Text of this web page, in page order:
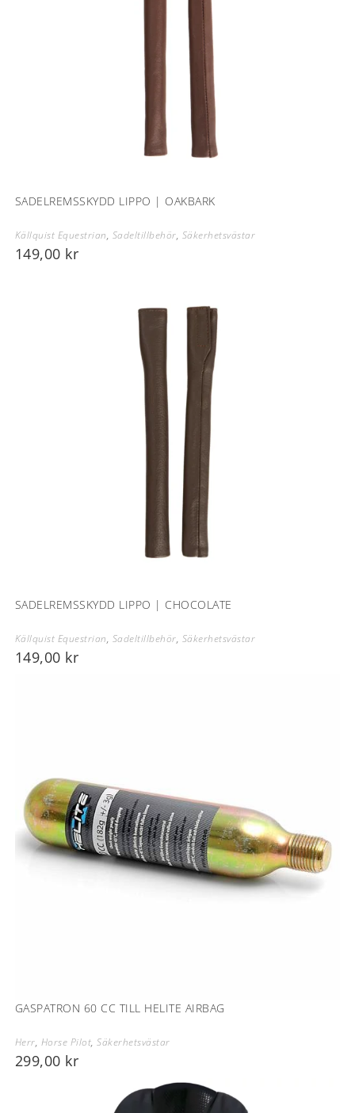
SADELREMSSKYDD LIPPO | OAKBARK
Källquist Equestrian, Sadeltillbehör, Säkerhetsvästar
149,00 kr
SADELREMSSKYDD LIPPO | CHOCOLATE
Källquist Equestrian, Sadeltillbehör, Säkerhetsvästar
149,00 kr
GASPATRON 60 CC TILL HELITE AIRBAG
Herr, Horse Pilot,Säkerhetsvästar
299,00 kr